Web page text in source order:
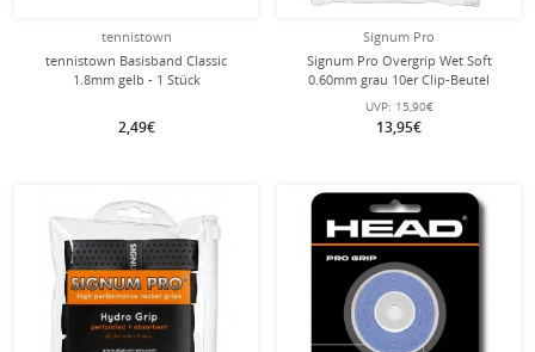
tennistown
tennistown Basisband Classic
1.8mm gelb - 1 Stück
2,49€
Signum Pro
Signum Pro Overgrip Wet Soft
0.60mm grau 10er Clip-Beutel
UVP: 15,90€
13,95€